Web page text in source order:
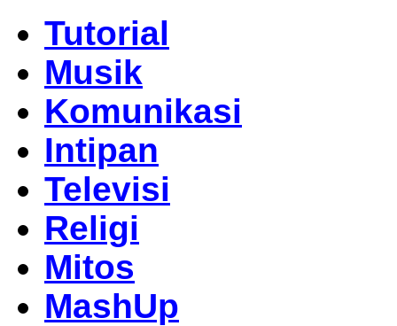
Tutorial
Musik
Komunikasi
Intipan
Televisi
Religi
Mitos
MashUp